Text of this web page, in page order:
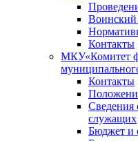
Воинский
Контакты
МКУ«Комитет
Контакты
Сведения
служащих
Бюджет и